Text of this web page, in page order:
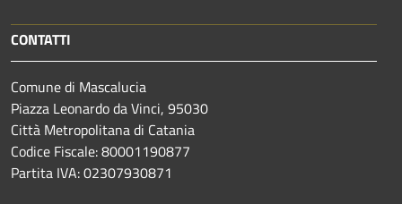
CONTATTI
Comune di Mascalucia
Piazza Leonardo da Vinci, 95030
Città Metropolitana di Catania
Codice Fiscale: 80001190877
Partita IVA: 02307930871